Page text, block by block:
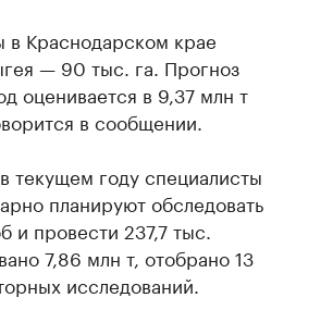
Краснодарском крае
— 90 тыс. га. Прогноз
оценивается в 9,37 млн т
в сообщении.
текущем году специалисты
планируют обследовать
и провести 237,7 тыс.
7,86 млн т, отобрано 13
исследований.